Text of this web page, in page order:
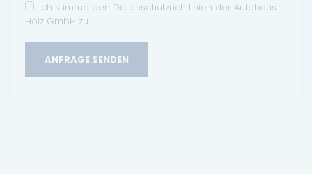
Ich stimme den Datenschutzrichtlinien der Autohaus
Holz GmbH zu.
ANFRAGE SENDEN